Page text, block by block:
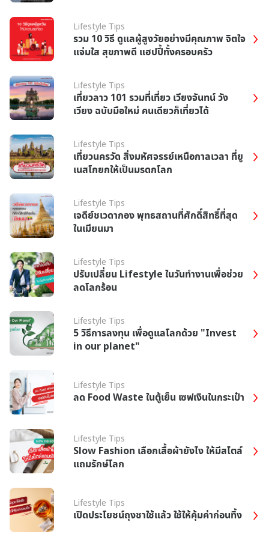
Lifestyle Tips
รวม 10 วิธี ดูแลผู้สูงวัยอย่างมีคุณภาพ จิตใจ
แจ่มใส สุขภาพดี แฮปปี้ทั้งครอบครัว
Lifestyle Tips
เที่ยวลาว 101 รวมที่เที่ยว เวียงจันทน์ วัง
เวียง ฉบับมือใหม่ คนเดียวก็เที่ยวได้
Lifestyle Tips
เที่ยวนครวัด สิ่งมหัศจรรย์เหนือกาลเวลา ที่ยู
เนสโกยกให้เป็นมรดกโลก
Lifestyle Tips
เจดีย์ชเวดากอง พุทธสถานที่ศักดิ์สิทธิ์ที่สุด
ในเมียนมา
Lifestyle Tips
ปรับเปลี่ยน Lifestyle ในวันทำงานเพื่อช่วย
ลดโลกร้อน
Lifestyle Tips
5 วิธีการลงทุน เพื่อดูแลโลกด้วย "Invest
in our planet"
Lifestyle Tips
ลด Food Waste ในตู้เย็น เซฟเงินในกระเป๋า
Lifestyle Tips
Slow Fashion เลือกเสื้อผ้ายังไง ให้มีสไตล์
แถมรักษ์โลก
Lifestyle Tips
เปิดประโยชน์ถุงชาใช้แล้ว ใช้ให้คุ้มค่าก่อนทิ้ง